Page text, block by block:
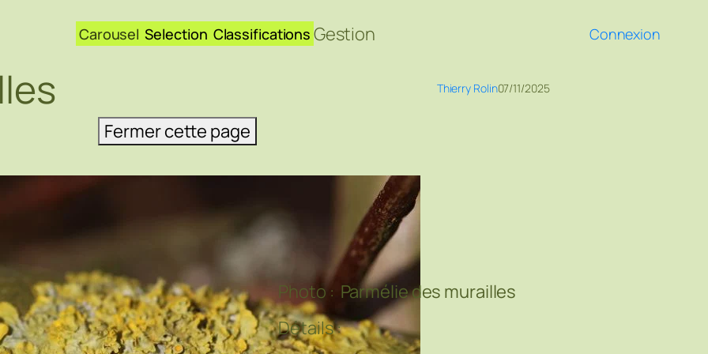
Carousel Selection Classifications Gestion Connexion
Thierry Rolin07/11/2025
Fermer cette page
Photo : Parmélie des murailles
Détails :